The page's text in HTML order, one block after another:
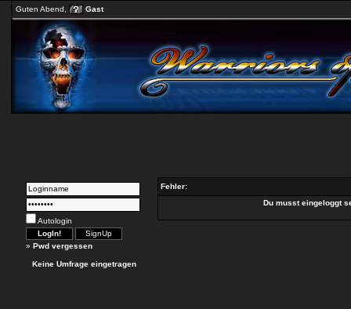
Guten Abend, Gast
Autologin
» Pwd vergessen
Keine Umfrage eingetragen
Fehler:
Du musst eingeloggt